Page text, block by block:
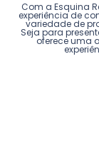
Com a Esquina
experiência de
variedade de
Seja para
oferece uma